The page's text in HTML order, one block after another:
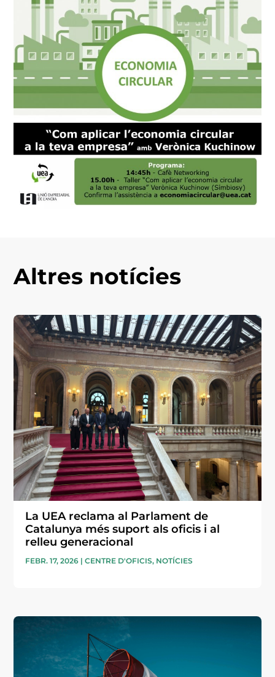
Altres notícies
La UEA reclama al Parlament de
Catalunya més suport als oficis i al
relleu generacional
FEBR. 17, 2026 |CENTRE D'OFICIS, NOTÍCIES